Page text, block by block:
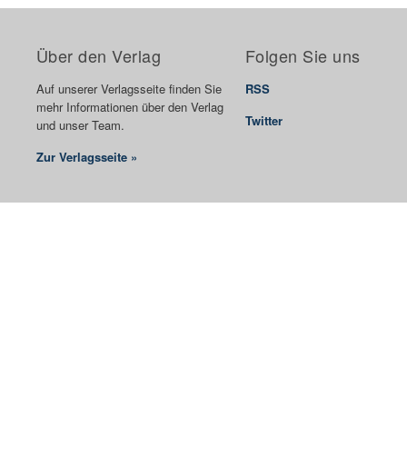
Über den Verlag
Auf unserer Verlagsseite finden Sie
mehr Informationen über den Verlag
und unser Team.
Zur Verlagsseite »
Folgen Sie uns
RSS
Twitter